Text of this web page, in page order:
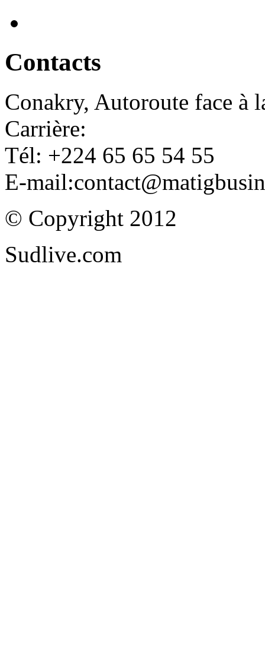
Contacts
Conakry, Autoroute face à
Carrière:
Tél: +224 65 65 54 55
E-
© Copyright 2012
Sudlive.com